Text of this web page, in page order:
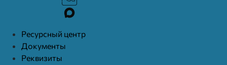
Ресурcный центр
Документы
Реквизиты